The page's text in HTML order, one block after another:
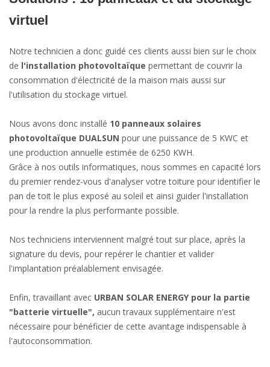
virtuel
Notre technicien a donc guidé ces clients aussi bien sur le choix
de l'installation photovoltaïque permettant de couvrir la
consommation d'électricité de la maison mais aussi sur
l'utilisation du stockage virtuel.
Nous avons donc installé 10 panneaux solaires
photovoltaïque DUALSUN pour une puissance de 5 KWC et
une production annuelle estimée de 6250 KWH.
Grâce à nos outils informatiques, nous sommes en capacité lors
du premier rendez-vous d'analyser votre toiture pour identifier le
pan de toit le plus exposé au soleil et ainsi guider l'installation
pour la rendre la plus performante possible.
Nos techniciens interviennent malgré tout sur place, après la
signature du devis, pour repérer le chantier et valider
l'implantation préalablement envisagée.
Enfin, travaillant avec URBAN SOLAR ENERGY pour la partie
"batterie virtuelle", aucun travaux supplémentaire n'est
nécessaire pour bénéficier de cette avantage indispensable à
l'autoconsommation.